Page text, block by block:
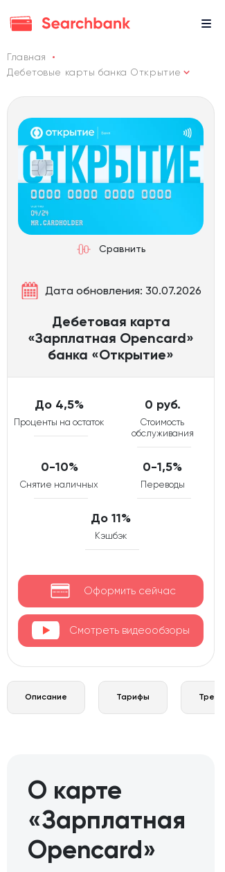
Главная
Дебетовые карты банка Открытие
Сравнить
Дата обновления: 30.07.2026
Дебетовая карта
«Зарплатная Opencard»
банка «Открытие»
До 4,5%
Проценты на остаток
0 руб.
Стоимость
обслуживания
0-10%
Снятие наличных
0-1,5%
Переводы
До 11%
Кэшбэк
Оформить сейчас
Смотреть видеообзоры
Описание Тарифы
О карте
«Зарплатная
Opencard»